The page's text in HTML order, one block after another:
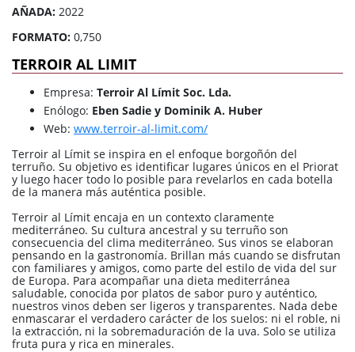
AÑADA: 2022
FORMATO: 0,750
TERROIR AL LIMIT
Empresa: Terroir Al Límit Soc. Lda.
Enólogo: Eben Sadie y Dominik A. Huber
Web: www.terroir-al-limit.com/
Terroir al Límit se inspira en el enfoque borgoñón del
terruño. Su objetivo es identificar lugares únicos en el Priorat
y luego hacer todo lo posible para revelarlos en cada botella
de la manera más auténtica posible.
Terroir al Límit encaja en un contexto claramente
mediterráneo. Su cultura ancestral y su terruño son
consecuencia del clima mediterráneo. Sus vinos se elaboran
pensando en la gastronomía. Brillan más cuando se disfrutan
con familiares y amigos, como parte del estilo de vida del sur
de Europa. Para acompañar una dieta mediterránea
saludable, conocida por platos de sabor puro y auténtico,
nuestros vinos deben ser ligeros y transparentes. Nada debe
enmascarar el verdadero carácter de los suelos: ni el roble, ni
la extracción, ni la sobremaduración de la uva. Solo se utiliza
fruta pura y rica en minerales.